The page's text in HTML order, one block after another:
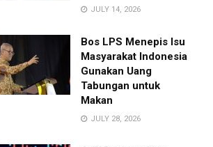
JULY 14, 2026
Bos LPS Menepis Isu
Masyarakat Indonesia
Gunakan Uang
Tabungan untuk
Makan
JULY 28, 2026